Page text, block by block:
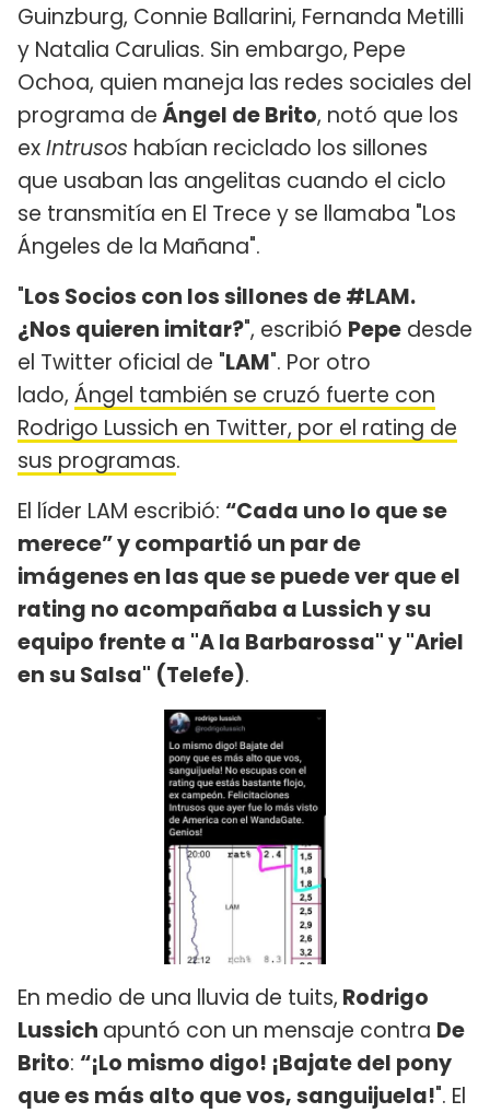
Guinzburg, Connie Ballarini, Fernanda Metilli
y Natalia Carulias. Sin embargo, Pepe
Ochoa, quien maneja las redes sociales del
programa deÁngel de Brito, notó que los
exIntrusos habían reciclado los sillones
que usaban las angelitas cuando el ciclo
se transmitía en El Trece y se llamaba "Los
Ángeles de la Mañana".
"Los Socios con los sillones de #LAM.
¿Nos quieren imitar?", escribió Pepe desde
el Twitter oficial de "LAM". Por otro
lado, Ángel también se cruzó fuerte con
Rodrigo Lussich en Twitter, por el rating de
sus programas.
El líder LAM escribió: “Cada uno lo que se
merece” y compartió un par de
imágenes en las que se puede ver que el
rating no acompañaba a Lussich y su
equipo frente a "A la Barbarossa" y "Ariel
en su Salsa" (Telefe).
En medio de una lluvia de tuits, Rodrigo
Lussich apuntó con un mensaje contra De
Brito: “¡Lo mismo digo! ¡Bajate del pony
que es más alto que vos, sanguijuela!". El